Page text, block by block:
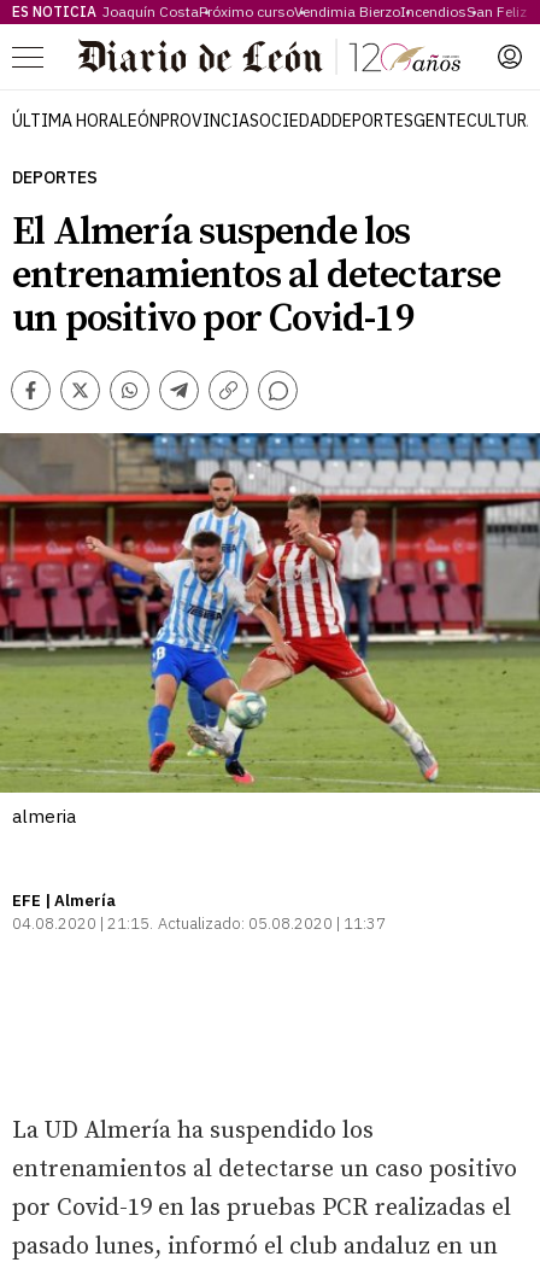
ES NOTICIA Joaquín CostaPróximo cursoVendimia BierzoIncendiosSan Feliz
Menú
ÚLTIMA HORALEÓNPROVINCIASOCIEDADDEPORTESGENTECULTURA
DEPORTES
El Almería suspende los
entrenamientos al detectarse
un positivo por Covid-19
Facebook
TwitterWhatsappTelegram
Copiar
Comentarios
almeria
EFE | Almería
04.08.2020 | 21:15 Actualizado: 05.08.2020 | 11:37
La UD Almería ha suspendido los
entrenamientos al detectarse un caso positivo
por Covid-19 en las pruebas PCR realizadas el
pasado lunes, informó el club andaluz en un